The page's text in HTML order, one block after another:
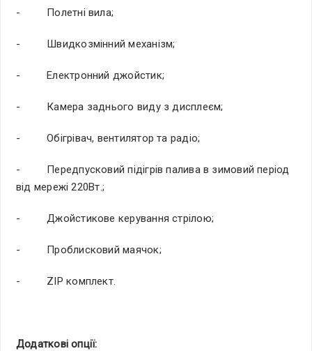
- Полетні вила;
- Швидкозмінний механізм;
- Електронний джойстик;
- Камера заднього виду з дисплеєм;
- Обігрівач, вентилятор та радіо;
- Передпусковий підігрів палива в зимовий період
від мережі 220Вт.;
- Джойстикове керування стрілою;
- Проблисковий маячок;
- ZIP комплект.
Додаткові опції: